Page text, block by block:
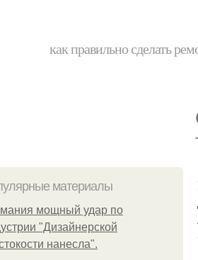
как правильно сделать
материалы
мощный удар по
"Дизайнерской
нанесла".